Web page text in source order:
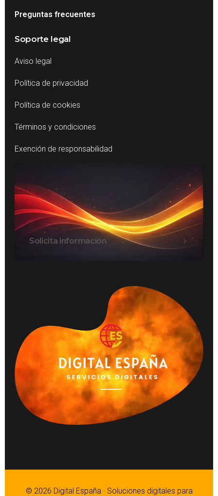
Preguntas frecuentes
Soporte legal
Aviso legal
Política de privacidad
Política de cookies
Términos y condiciones
Exención de responsabilidad
Solicita información
© 2026 Digital España · Soluciones digitales para